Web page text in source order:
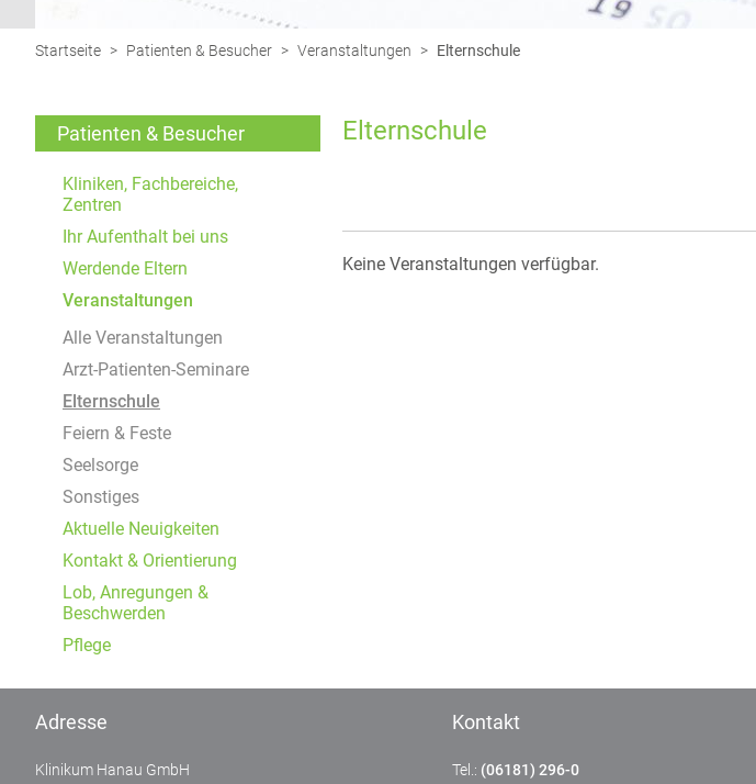
Startseite > Patienten & Besucher > Veranstaltungen > Elternschule
Patienten & Besucher
Kliniken, Fachbereiche,
Zentren
Ihr Aufenthalt bei uns
Werdende Eltern
Veranstaltungen
Alle Veranstaltungen
Arzt-Patienten-Seminare
Elternschule
Feiern & Feste
Seelsorge
Sonstiges
Aktuelle Neuigkeiten
Kontakt & Orientierung
Lob, Anregungen &
Beschwerden
Pflege
Elternschule
Keine Veranstaltungen verfügbar.
Adresse
Klinikum Hanau GmbH
Kontakt
Tel.: (06181) 296-0
ausgewählten Einverständnis-
Cookie
Laufzeit:
EXTERNE MEDIEN
Um Inhalte von Videoplattformen und Social Media
diesen externen Medien Cookies gesetzt.
YouTube
Vimeo